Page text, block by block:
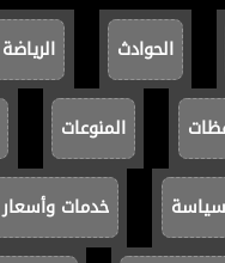
الحوادث الرياضة
المنوعات
خدمات وأسعار